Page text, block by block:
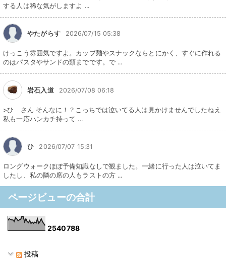
する人は稀な気がしますよ ...
やたがらす 2026/07/15 05:38
けっこう雰囲気ですよ。カップ麺やスナックならとにかく、すぐに作れる
のはパスタやサンドの類までです。で ...
岩石入道 2026/07/08 06:18
>ひ さん そんなに！？こっちでは泣いてる人は見かけませんでしたねえ
私も一応ハンカチ持って ...
ひ 2026/07/07 15:31
ロングウォークほぼ予備知識なしで観ました。一緒に行った人は泣いてま
したし、私の隣の席の人もラストの方 ...
ページビューの合計
2540788
投稿